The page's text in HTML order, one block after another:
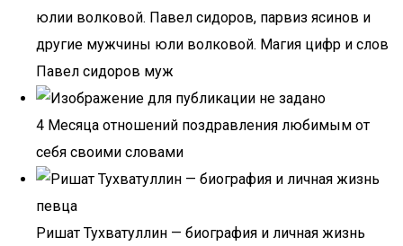
юлии волковой. Павел сидоров, парвиз ясинов и
другие мужчины юли волковой. Магия цифр и слов
Павел сидоров муж
4 Месяца отношений поздравления любимым от
себя своими словами
Ришат Тухватуллин — биография и личная жизнь